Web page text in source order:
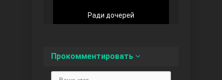
Ради дочерей
Прокомментировать